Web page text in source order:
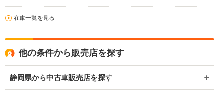
在庫一覧を見る
他の条件から販売店を探す
静岡県から中古車販売店を探す